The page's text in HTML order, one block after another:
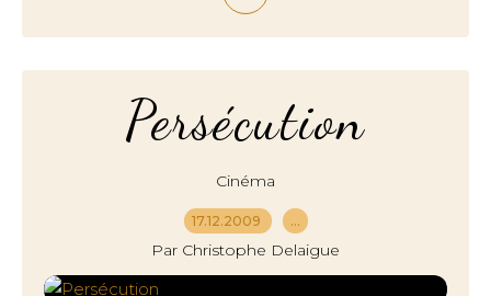
Persécution
Cinéma
17.12.2009 …
Par Christophe Delaigue